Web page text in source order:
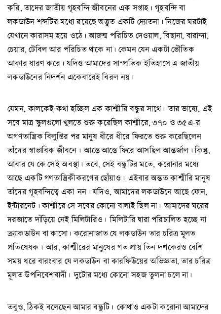
করি, তাদের জাতীয় গৃহবন্দি জীবনের এক সপ্তাহ। গৃহবন্দি বা
লকডাউন শব্দটির মধ্যে রয়েছে অদ্ভুত একটি দ্যোতনা। নিজের ঘরটাই
যেখানে কারাসম হয়ে ওঠে। আজন্ম পরিচিত দেওয়াল, বিছানা, বারান্দা,
চেয়ার, টেবিল আর পরিচিত থাকে না। কেমন যেন একটা ভৌতিক
আকার ধারণ করে। যদিও আমাদের সাম্প্রতিক ইতিহাসে এ জাতীয়
লকডাউনের নিদর্শন একেবারেই বিরল নয়।
যেমন, কালকেই কথা হচ্ছিল এক কাশ্মীরি বন্ধুর সাথে। তার ভাষ্যে, এই
সবে মাত্র স্কুলগুলো খুলতে শুরু করেছিল কাশ্মীরে, ৩৭০ ও ৩৫এ-র
অগণতান্ত্রিক বিলুপ্তির পর মানুষ ধীরে ধীরে ফিরতে শুরু করেছিলেন
তাঁদের স্বাভাবিক জীবনে। আস্তে আস্তে ফিরে আসছিল আন্তর্জাল। কিন্তু,
আবার যে কে সেই অবস্থা। তবে, সেই বন্ধুটির মতে, করোনার মধ্যে
আছে একটি গণতান্ত্রিকীকরণের ছোঁয়াও। এইবার অন্তত কাশ্মীরি মানুষ
তাঁদের গৃহবন্দিত্বে একা নন। যদিও, আমাদের লকডাউনে আছে ফোন,
ইন্টারনেট। কাশ্মীরে সে সবের কোনো বালাই ছিল না। আমাদের ঘরের
দরজাতে দাঁড়িয়ে নেই মিলিটারিও। মিলিটারি দ্বারা পরিচালিত হচ্ছে না
ক্র্যাকডাউন বা কাসো। করোনাজাত যে লকডাউন তার চরিত্র মূলত
প্রতিষেধক। আর, কাশ্মীরের মানুষের গত প্রায় তিন দশকেরও বেশি
সময় ধরে বারংবার যে লকডাউন বা কারফিউয়ের অভিজ্ঞতা, তার চরিত্র
মূলত উপনিবেশবাদী। দুটোর মধ্যে কোনো সহজ তুলনা চলে না।
তবুও, ঠিকই বলেছেন আমার বন্ধুটি। কোথাও একটা করোনা আমাদের